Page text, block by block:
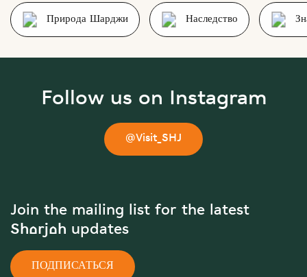
Природа Шарджи Наследство
Follow us on Instagram
@Visit_SHJ
Join the mailing list for the latest
Sharjah updates
ПОДПИСАТЬСЯ